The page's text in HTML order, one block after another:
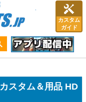
カスタム
ガイド
スタム＆用品 HD